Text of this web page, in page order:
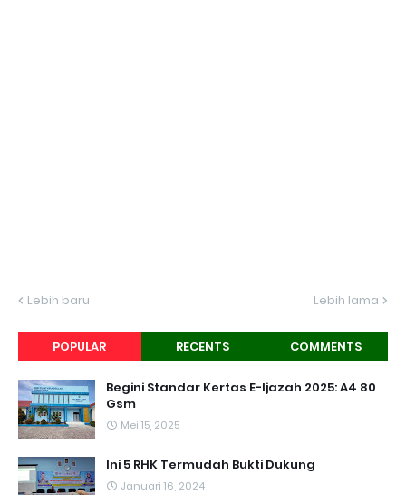
Lebih baru Lebih lama
POPULAR RECENTS COMMENTS
Begini Standar Kertas E-Ijazah 2025: A4 80
Gsm
Mei 15, 2025
Ini 5 RHK Termudah Bukti Dukung
Januari 16, 2024